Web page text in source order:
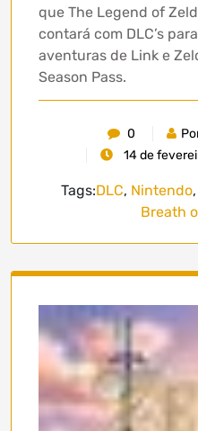
que The Legend of
contará com DLC’s
aventuras de Link e
Season Pass.
0
14 de
Tags:DLC, Nintendo,
Breath